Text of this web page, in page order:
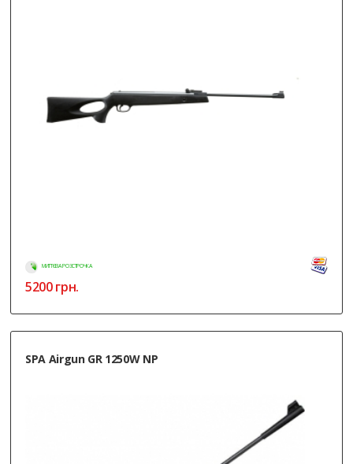
МИТТЄВА РОЗСТРОЧКА
5200грн.
SPA Airgun GR 1250W NP